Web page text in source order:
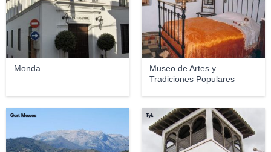
Monda
Museo de Artes y
Tradiciones Populares
Gert Mewes Tyk